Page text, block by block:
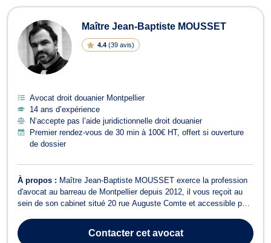
Avocats en droit douanier à
Maître Jean-Baptiste MOUSSET
4.4 (39 avis)
Avocat droit douanier Montpellier
14 ans d’expérience
N’accepte pas l’aide juridictionnelle droit douanier
Premier rendez-vous de 30 min à 100€ HT, offert si ouverture
de dossier
À propos : Maître Jean-Baptiste MOUSSET exerce la profession
d'avocat au barreau de Montpellier depuis 2012, il vous reçoit au
sein de son cabinet situé 20 rue Auguste Comte et accessible par
réactivité, le cabinet se situe au coeur de ville, en face du Palais
de Justice ...
Contactercet avocat